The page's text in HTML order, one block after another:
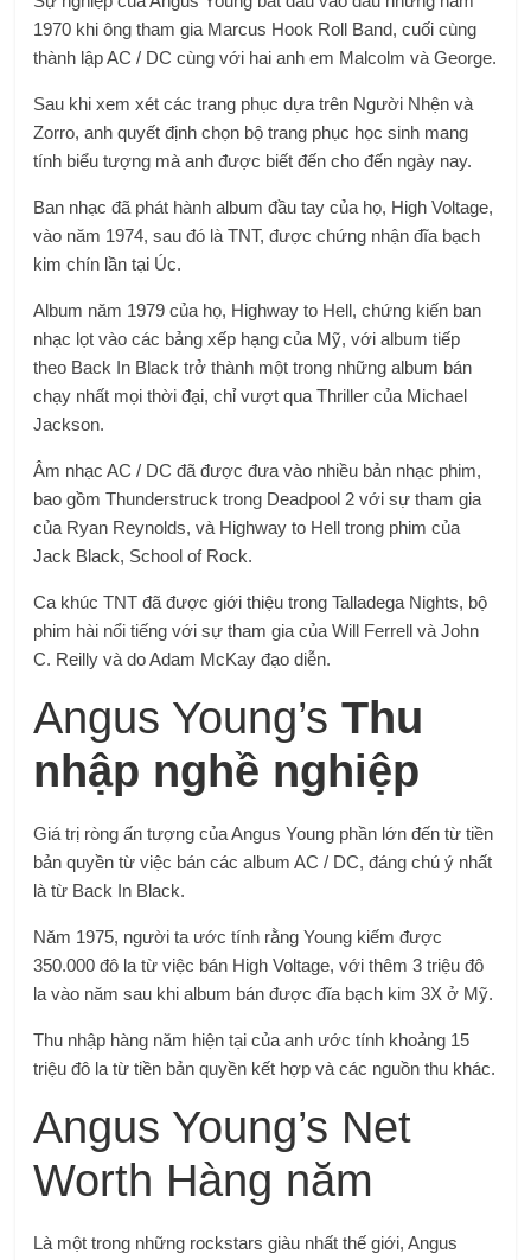
1970 khi ông tham gia Marcus Hook Roll Band, cuối cùng
thành lập AC / DC cùng với hai anh em Malcolm và George.
Sau khi xem xét các trang phục dựa trên Người Nhện và
Zorro, anh quyết định chọn bộ trang phục học sinh mang
tính biểu tượng mà anh được biết đến cho đến ngày nay.
Ban nhạc đã phát hành album đầu tay của họ, High Voltage,
vào năm 1974, sau đó là TNT, được chứng nhận đĩa bạch
kim chín lần tại Úc.
Album năm 1979 của họ, Highway to Hell, chứng kiến ​​ban
nhạc lọt vào các bảng xếp hạng của Mỹ, với album tiếp
theo Back In Black trở thành một trong những album bán
chạy nhất mọi thời đại, chỉ vượt qua Thriller của Michael
Jackson.
Âm nhạc AC / DC đã được đưa vào nhiều bản nhạc phim,
bao gồm Thunderstruck trong Deadpool 2 với sự tham gia
của Ryan Reynolds, và Highway to Hell trong phim của
Jack Black, School of Rock.
Ca khúc TNT đã được giới thiệu trong Talladega Nights, bộ
phim hài nổi tiếng với sự tham gia của Will Ferrell và John
C. Reilly và do Adam McKay đạo diễn.
Angus Young’s Thu
nhập nghề nghiệp
Giá trị ròng ấn tượng của Angus Young phần lớn đến từ tiền
bản quyền từ việc bán các album AC / DC, đáng chú ý nhất
là từ Back In Black.
Năm 1975, người ta ước tính rằng Young kiếm được
350.000 đô la từ việc bán High Voltage, với thêm 3 triệu đô
la vào năm sau khi album bán được đĩa bạch kim 3X ở Mỹ.
Thu nhập hàng năm hiện tại của anh ước tính khoảng 15
triệu đô la từ tiền bản quyền kết hợp và các nguồn thu khác.
Angus Young’s Net
Worth Hàng năm
Là một trong những rockstars giàu nhất thế giới, Angus